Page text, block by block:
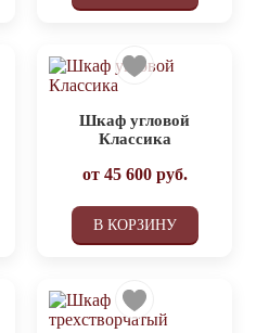
Шкаф угловой
Классика
от 45 600руб.
В КОРЗИНУ